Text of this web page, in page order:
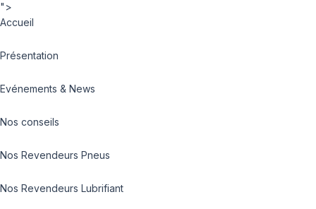
">
Accueil
Présentation
Evénements & News
Nos conseils
Nos Revendeurs Pneus
Nos Revendeurs Lubrifiant